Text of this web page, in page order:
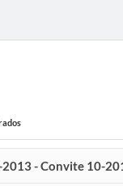
2013 - Convite 10-